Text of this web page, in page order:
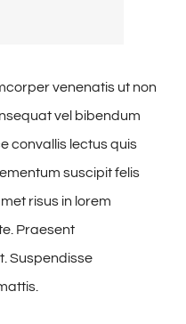
venenatis ut non
vel bibendum
convallis lectus quis
suscipit felis
risus in lorem
Praesent
Suspendisse